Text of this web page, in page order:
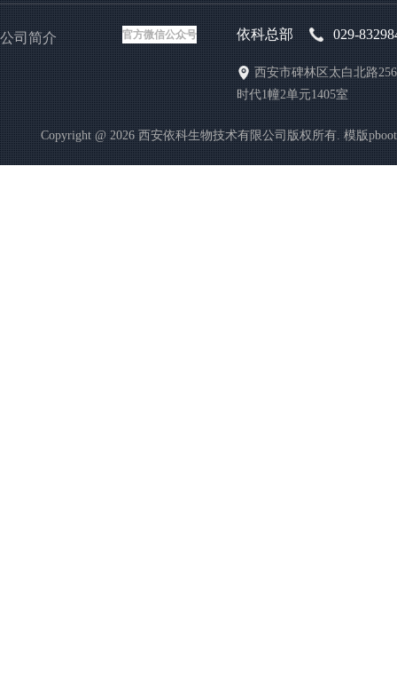
公司简介 官方微信公众号 依科总部 029-
西安市碑林区太白北路
时代1幢2单元1405室
Copyright @ 2026 西安依科生物技术有限公司版权所有. 模版